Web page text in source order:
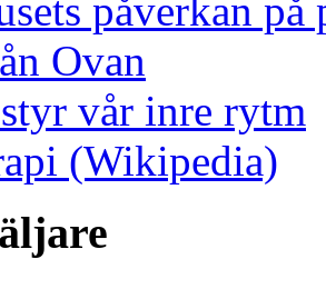
påverkan på
Ovan
vår inre rytm
(Wikipedia)